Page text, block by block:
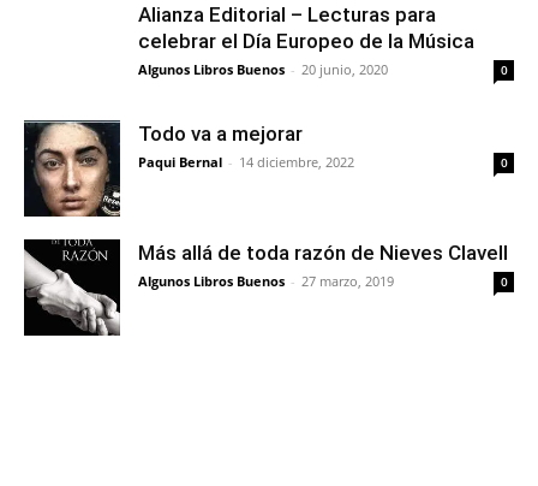
Alianza Editorial – Lecturas para
celebrar el Día Europeo de la Música
Algunos Libros Buenos - 20 junio, 2020 0
Todo va a mejorar
Paqui Bernal - 14 diciembre, 2022 0
Más allá de toda razón de Nieves Clavell
Algunos Libros Buenos - 27 marzo, 2019 0